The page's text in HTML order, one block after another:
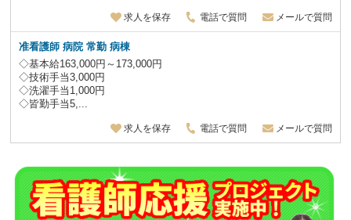
求人を保存 電話で質問 メールで質問
准看護師 病院 常勤 病棟
◇基本給163,000円～173,000円
◇技術手当3,000円
◇洗濯手当1,000円
◇皆勤手当5,...
求人を保存 電話で質問 メールで質問